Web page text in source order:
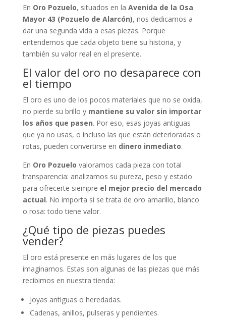
En Oro Pozuelo, situados en la Avenida de la Osa
Mayor 43 (Pozuelo de Alarcón), nos dedicamos a
dar una segunda vida a esas piezas. Porque
entendemos que cada objeto tiene su historia, y
también su valor real en el presente.
El valor del oro no desaparece con
el tiempo
El oro es uno de los pocos materiales que no se oxida,
no pierde su brillo y mantiene su valor sin importar
los años que pasen. Por eso, esas joyas antiguas
que ya no usas, o incluso las que están deterioradas o
rotas, pueden convertirse en dinero inmediato.
En Oro Pozuelo valoramos cada pieza con total
transparencia: analizamos su pureza, peso y estado
para ofrecerte siempre el mejor precio del mercado
actual. No importa si se trata de oro amarillo, blanco
o rosa: todo tiene valor.
¿Qué tipo de piezas puedes
vender?
El oro está presente en más lugares de los que
imaginamos. Estas son algunas de las piezas que más
recibimos en nuestra tienda:
Joyas antiguas o heredadas.
Cadenas, anillos, pulseras y pendientes.